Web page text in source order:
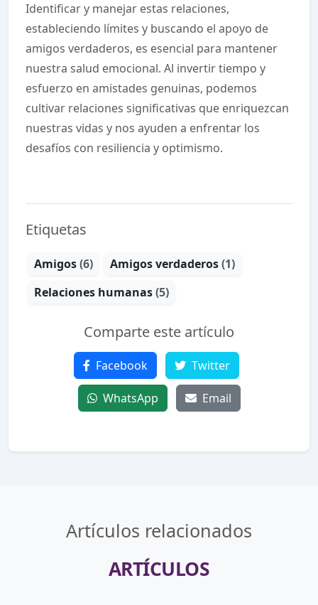
Identificar y manejar estas relaciones,
estableciendo límites y buscando el apoyo de
amigos verdaderos, es esencial para mantener
nuestra salud emocional. Al invertir tiempo y
esfuerzo en amistades genuinas, podemos
cultivar relaciones significativas que enriquezcan
nuestras vidas y nos ayuden a enfrentar los
desafíos con resiliencia y optimismo.
Etiquetas
Amigos(6) Amigos verdaderos(1)
Relaciones humanas(5)
Comparte este artículo
Facebook Twitter
WhatsApp Email
Artículos relacionados
ARTÍCULOS